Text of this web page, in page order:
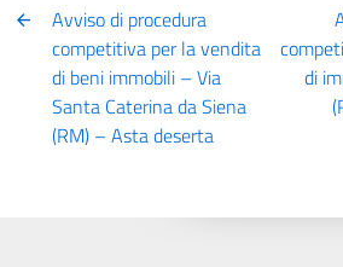
Avviso di procedura
competitiva per la vendita
di beni immobili – Via
Santa Caterina da Siena
(RM) – Asta deserta
di